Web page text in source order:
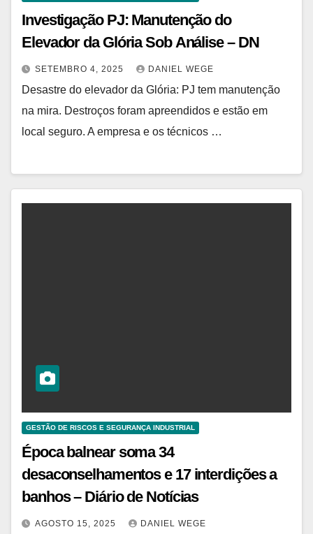
Investigação PJ: Manutenção do
Elevador da Glória Sob Análise – DN
SETEMBRO 4, 2025 DANIEL WEGE
Desastre do elevador da Glória: PJ tem manutenção
na mira. Destroços foram apreendidos e estão em
local seguro. A empresa e os técnicos …
GESTÃO DE RISCOS E SEGURANÇA INDUSTRIAL
Época balnear soma 34
desaconselhamentos e 17 interdições a
banhos – Diário de Notícias
AGOSTO 15, 2025 DANIEL WEGE